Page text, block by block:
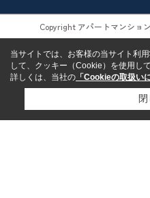
Copyright アパートマンショ
当サイトでは、お客様の当サイト利
して、クッキー（Cookie）を使用して
詳しくは、当社の 「Cookieの取扱い